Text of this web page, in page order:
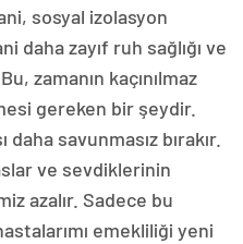
sosyal izolasyon
daha zayıf ruh sağlığı ve
zamanın kaçınılmaz
gereken bir şeydir.
savunmasız bırakır.
ve sevdiklerinin
azalır. Sadece bu
emekliliği yeni